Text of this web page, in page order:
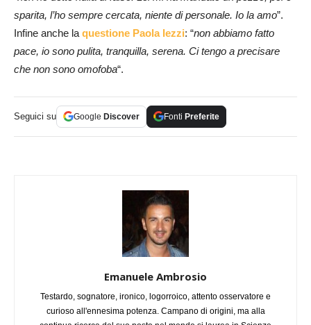
sparita, l’ho sempre cercata, niente di personale. Io la amo”.
Infine anche la questione Paola Iezzi: “non abbiamo fatto
pace, io sono pulita, tranquilla, serena. Ci tengo a precisare
che non sono omofoba“.
Seguici su Google Discover Fonti Preferite
Emanuele Ambrosio
Testardo, sognatore, ironico, logorroico, attento osservatore e
curioso all'ennesima potenza. Campano di origini, ma alla